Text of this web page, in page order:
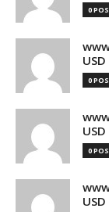
0
USD
0
USD
0
USD